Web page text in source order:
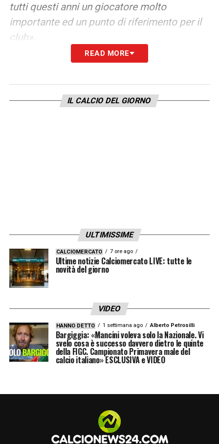
tutti questi anni un giocatore molto
importante ed un punto di riferimento per il
club».
ATALANTA E URUGUAY – «Sì, ho giocato lì e
Sono felice per i bergamaschi, per come la
loro squadra sta giocando e per questo
girone, forse anche per vincere la Copa
LA PLAYLIST DELLE NOSTRE TOP NEWS
READ MORE
IL CALCIO DEL GIORNO
ULTIMISSIME
CALCIOMERCATO 7 ore ago
Ultime notizie Calciomercato LIVE: tutte le
novità del giorno
VIDEO
HANNO DETTO 1 settimana ago Alberto Petrosilli
Bargiggia: «Mancini voleva solo la Nazionale. Vi
svelo cosa è successo davvero dietro le quinte
della FIGC. Campionato Primavera male del
calcio italiano» ESCLUSIVA e VIDEO